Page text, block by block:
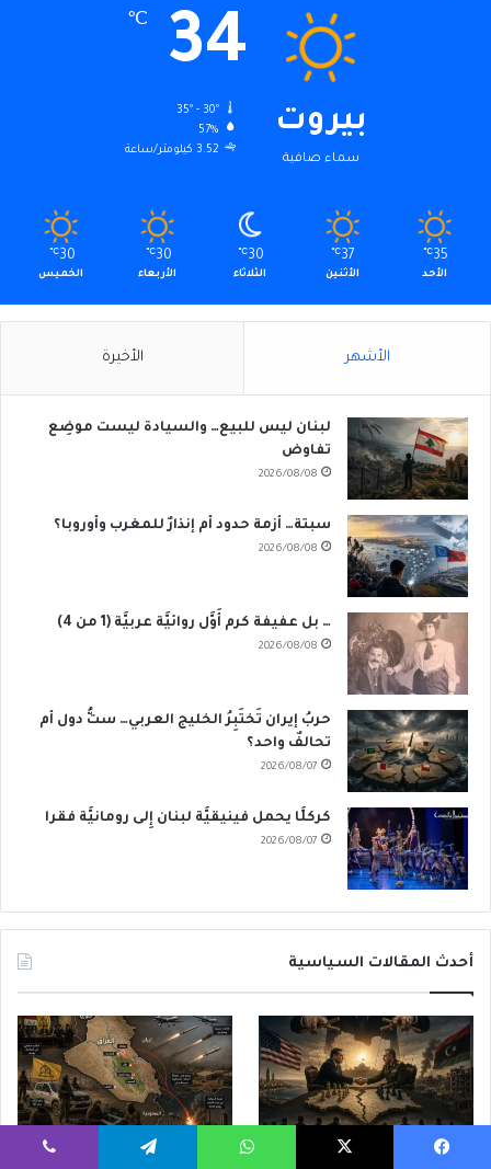
بيروت
سماء صافية
34
℃
35º - 30º
57%
3.52 كيلومتر/ساعة
35
℃
الأحد
37
℃
الأثنين
30
℃
الثلاثاء
30
℃
الأربعاء
30
℃
الخميس
الأشهر الأخيرة
لبنان ليس للبيع… والسيادة ليست موضِع
تفاوض
2026/08/08
سبتة… أزمة حدود أم إنذارٌ للمغرب وأوروبا؟
2026/08/08
… بل عفيفة كرم أَوَّل روائيَّة عربيَّة (1 من 4)
2026/08/08
حربُ إيران تَختَبِرُ الخليج العربي… ستُّ دول أم
تحالفٌ واحد؟
2026/08/07
كركلَّا يحمل فينيقيَّة لبنان إِلى رومانيَّة فقرا
2026/08/07
أحدث المقالات السياسية
مُبادرةُ ترامب في ليبيا… تَسوِيَةٌ الحوثيون في العراق: من مكتبٍ